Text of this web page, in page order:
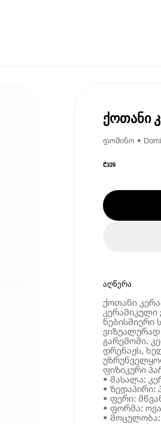
ქოთანი
დომინო •
₾329
აღწერა
ქოთანი
კერამიკული
ნებისმიერი
ვიზუალურად
გარემოში.
დრენაჟს,
ფიზიკური
• მასალა:
• ზედაპირი:
• ფერი:
• ფორმა:
•